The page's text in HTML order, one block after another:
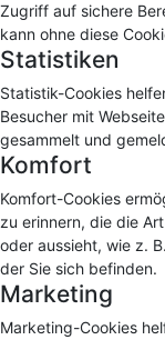
Zugriff auf sichere
kann ohne diese
Statistiken
Statistik-Cookies
Besucher mit
gesammelt und
Komfort
Komfort-Cookies
zu erinnern, die die
oder aussieht, wie z.
der Sie sich befinden.
Marketing
Marketing-Cookies